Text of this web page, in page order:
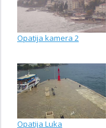
Opatija kamera 2
Opatija Luka